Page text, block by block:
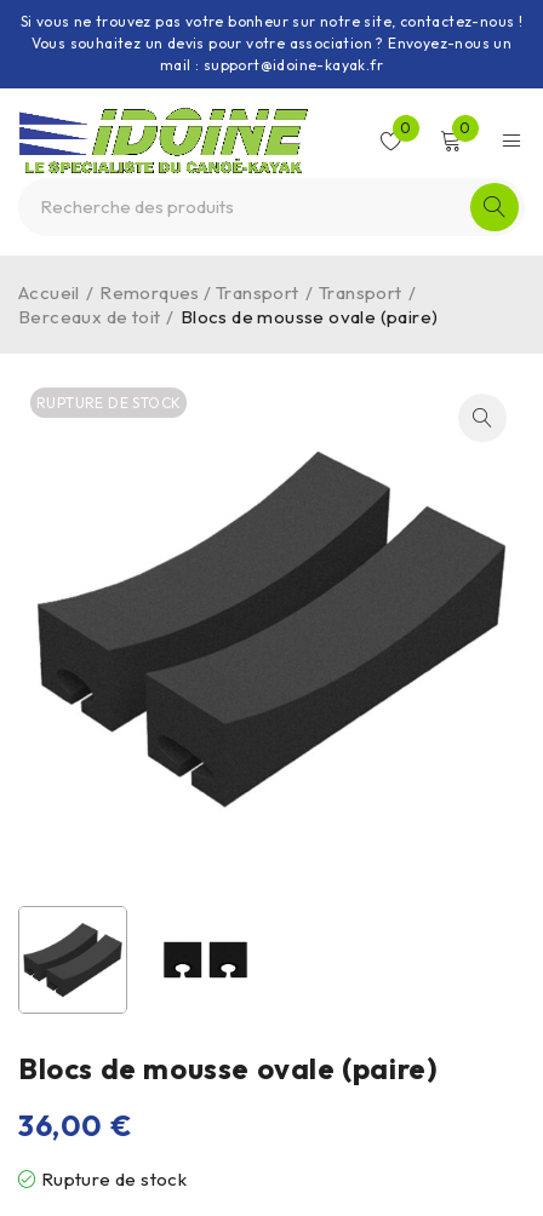
Si vous ne trouvez pas votre bonheur sur notre site, contactez-nous !
Vous souhaitez un devis pour votre association ? Envoyez-nous un
mail : support@idoine-kayak.fr
0 0
Accueil / Remorques / Transport / Transport /
Berceaux de toit / Blocs de mousse ovale (paire)
RUPTURE DE STOCK
Blocs de mousse ovale (paire)
36,00 €
Rupture de stock